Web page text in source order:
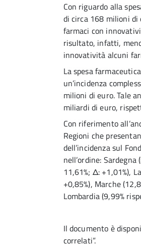
Con riguardo alla
di circa 168 milioni di
farmaci con
risultato, infatti,
innovatività alcuni
La spesa
un’incidenza
milioni di euro. Tale
miliardi di euro,
Con riferimento
Regioni che
dell’incidenza sul
nell’ordine:
11,61%; Δ: +1,01%),
+0,85%), Marche
Lombardia (9,99%
Il documento è
correlati”.